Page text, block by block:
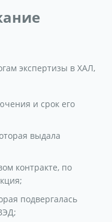
экспертизы в ХАЛ,
и срок его
выдала
контракте, по
подвергалась